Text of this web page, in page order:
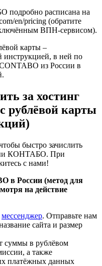
подробно расписана на
en/pricing (обратите
ВПН-сервисом).
карты –
инструкцией, в ней по
из России в
за хостинг
рублёвой карты
быстро зачислить
КОНТАБО. При
с нами!
в России (метод для
на действие
мессенджер. Отправьте нам
сайта и размер
суммы в рублёвом
а также
платёжных данных